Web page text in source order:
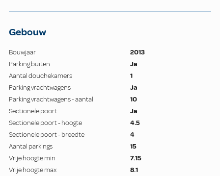
Gebouw
Bouwjaar
2013
Parking buiten
Ja
Aantal douchekamers
1
Parking vrachtwagens
Ja
Parking vrachtwagens - aantal
10
Sectionele poort
Ja
Sectionele poort - hoogte
4.5
Sectionele poort - breedte
4
Aantal parkings
15
Vrije hoogte min
7.15
Vrije hoogte max
8.1